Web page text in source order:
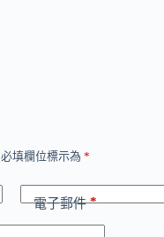
必填欄位標示為 *
電子郵件*